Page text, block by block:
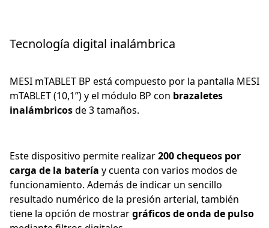
Tecnología digital inalámbrica
MESI mTABLET BP está compuesto por la pantalla MESI
mTABLET (10,1’’) y el módulo BP con brazaletes
inalámbricosde 3 tamaños.
Este dispositivo permite realizar200 chequeos por
carga de la batería y cuenta con varios modos de
funcionamiento. Además de indicar un sencillo
resultado numérico de la presión arterial, también
tiene la opción de mostrargráficos de onda de pulso